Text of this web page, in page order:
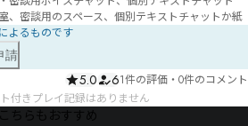
、密談用のスペース、個別テキストチャットか紙
よるものです
請
5.0 61件の評価 ・ 0件のコメント
付きプレイ記録はありません
こちらもおすすめ